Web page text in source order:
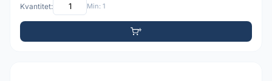
Kvantitet: Min: 1